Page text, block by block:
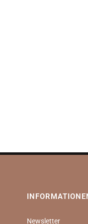
Newsletter